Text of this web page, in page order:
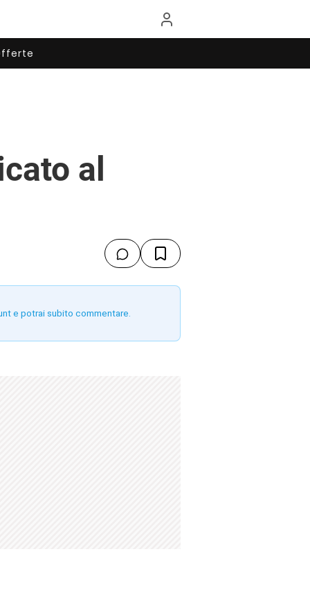
al
e potrai subito commentare.